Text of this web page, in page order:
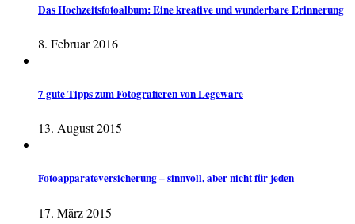
Das Hochzeitsfotoalbum: Eine kreative und wunderbare Erinnerung
8. Februar 2016
7 gute Tipps zum Fotografieren von Legeware
13. August 2015
Fotoapparateversicherung – sinnvoll, aber nicht für jeden
17. März 2015